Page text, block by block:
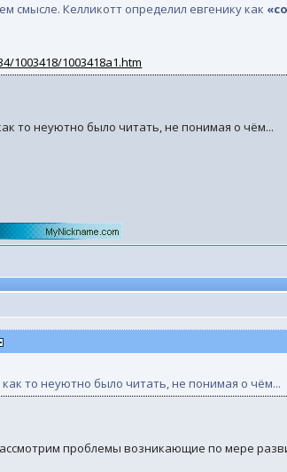
смысле. Келликотт определил евгенику как
1003418/1003418a1.htm
то неуютно было читать, не понимая о чём...
как то неуютно было читать, не понимая о чём...
проблемы возникающие по мере